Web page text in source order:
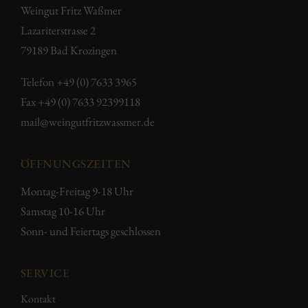
Weingut Fritz Waßmer
Lazariterstrasse 2
79189 Bad Krozingen
Telefon +49 (0) 7633 3965
Fax +49 (0) 7633 92399118
mail@weingutfritzwassmer.de
ÖFFNUNGSZEITEN
Montag-Freitag 9-18 Uhr
Samstag 10-16 Uhr
Sonn- und Feiertags geschlossen
SERVICE
Kontakt